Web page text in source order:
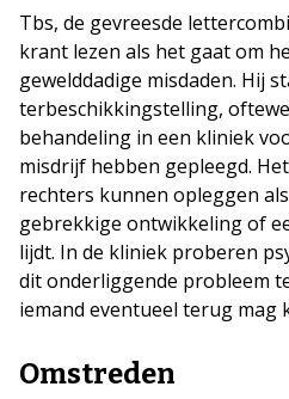
Tbs, de gevreesde
krant lezen als het gaat om
gewelddadige misdaden. Hij
terbeschikkingstelling,
behandeling in een kliniek
misdrijf hebben gepleegd.
rechters kunnen opleggen
gebrekkige ontwikkeling of
lijdt. In de kliniek proberen
dit onderliggende probleem
iemand eventueel terug mag
Omstreden